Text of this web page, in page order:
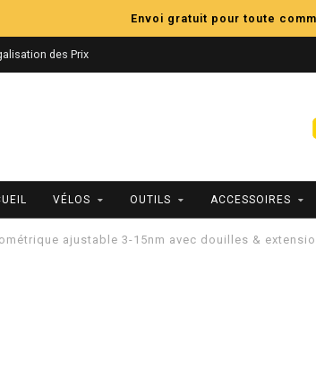
Envoi gratuit pour toute
des Prix
VÉLOS OUTILS ACCESSOIRES
ajustable 3-15nm avec douilles &